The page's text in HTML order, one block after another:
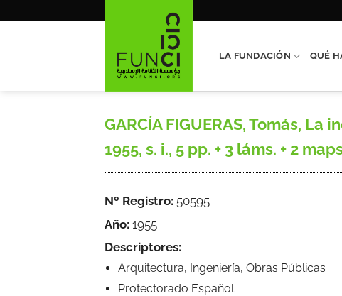
LA FUNDACIÓN QUÉ
GARCÍA FIGUERAS, Tomás,
1955, s. i., 5 pp. + 3 láms. + 2
Nº Registro: 50595
Año: 1955
Descriptores:
Arquitectura, Ingeniería, Obras Públicas
Protectorado Español